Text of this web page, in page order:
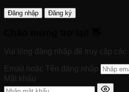
Đăng nhập Đăng ký
Vui lòng đăng nhập để truy cập
Email hoặc Tên đăng nhập
Mật khẩu